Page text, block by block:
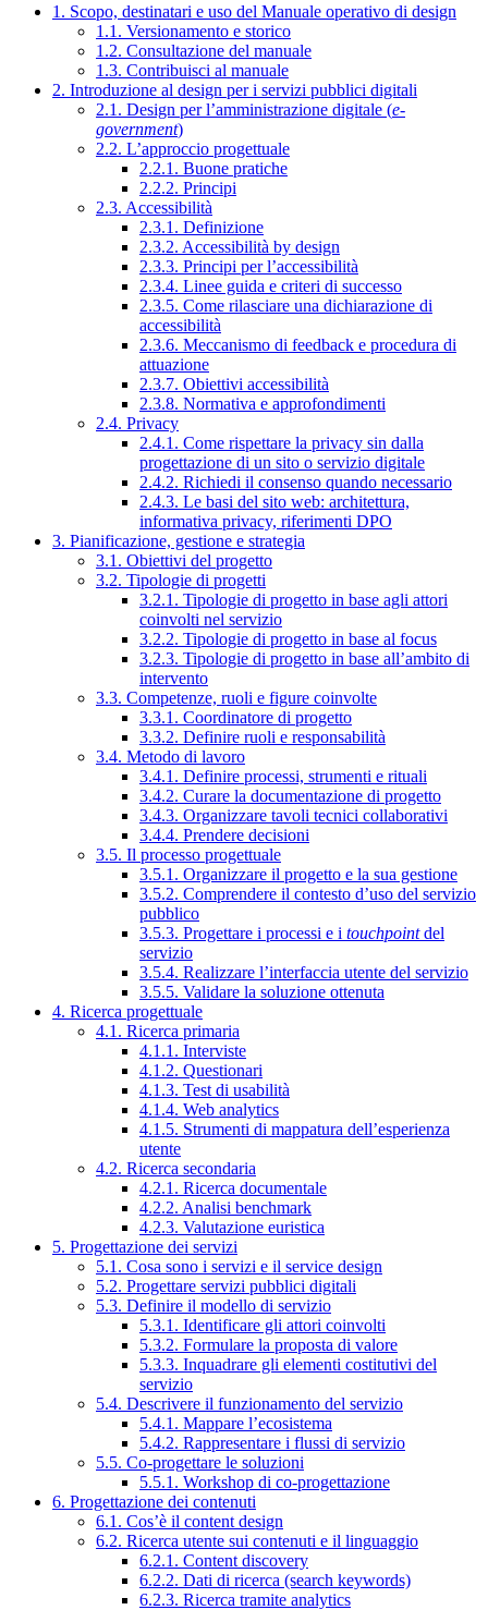
1. Scopo, destinatari e uso del Manuale operativo di design
1.1. Versionamento e storico
1.2. Consultazione del manuale
1.3. Contribuisci al manuale
2. Introduzione al design per i servizi pubblici digitali
2.1. Design per l’amministrazione digitale (e-
government)
2.2. L’approccio progettuale
2.2.1. Buone pratiche
2.2.2. Principi
2.3. Accessibilità
2.3.1. Definizione
2.3.2. Accessibilità by design
2.3.3. Principi per l’accessibilità
2.3.4. Linee guida e criteri di successo
2.3.5. Come rilasciare una dichiarazione di
accessibilità
2.3.6. Meccanismo di feedback e procedura di
attuazione
2.3.7. Obiettivi accessibilità
2.3.8. Normativa e approfondimenti
2.4. Privacy
2.4.1. Come rispettare la privacy sin dalla
progettazione di un sito o servizio digitale
2.4.2. Richiedi il consenso quando necessario
2.4.3. Le basi del sito web: architettura,
informativa privacy, riferimenti DPO
3. Pianificazione, gestione e strategia
3.1. Obiettivi del progetto
3.2. Tipologie di progetti
3.2.1. Tipologie di progetto in base agli attori
coinvolti nel servizio
3.2.2. Tipologie di progetto in base al focus
3.2.3. Tipologie di progetto in base all’ambito di
intervento
3.3. Competenze, ruoli e figure coinvolte
3.3.1. Coordinatore di progetto
3.3.2. Definire ruoli e responsabilità
3.4. Metodo di lavoro
3.4.1. Definire processi, strumenti e rituali
3.4.2. Curare la documentazione di progetto
3.4.3. Organizzare tavoli tecnici collaborativi
3.4.4. Prendere decisioni
3.5. Il processo progettuale
3.5.1. Organizzare il progetto e la sua gestione
3.5.2. Comprendere il contesto d’uso del servizio
pubblico
3.5.3. Progettare i processi e i touchpointdel
servizio
3.5.4. Realizzare l’interfaccia utente del servizio
3.5.5. Validare la soluzione ottenuta
4. Ricerca progettuale
4.1. Ricerca primaria
4.1.1. Interviste
4.1.2. Questionari
4.1.3. Test di usabilità
4.1.4. Web analytics
4.1.5. Strumenti di mappatura dell’esperienza
utente
4.2. Ricerca secondaria
4.2.1. Ricerca documentale
4.2.2. Analisi benchmark
4.2.3. Valutazione euristica
5. Progettazione dei servizi
5.1. Cosa sono i servizi e il service design
5.2. Progettare servizi pubblici digitali
5.3. Definire il modello di servizio
5.3.1. Identificare gli attori coinvolti
5.3.2. Formulare la proposta di valore
5.3.3. Inquadrare gli elementi costitutivi del
servizio
5.4. Descrivere il funzionamento del servizio
5.4.1. Mappare l’ecosistema
5.4.2. Rappresentare i flussi di servizio
5.5. Co-progettare le soluzioni
5.5.1. Workshop di co-progettazione
6. Progettazione dei contenuti
6.1. Cos’è il content design
6.2. Ricerca utente sui contenuti e il linguaggio
6.2.1. Content discovery
6.2.2. Dati di ricerca (search keywords)
6.2.3. Ricerca tramite analytics